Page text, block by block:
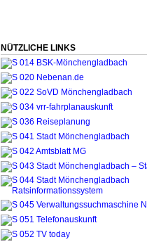
NÜTZLICHE LINKS